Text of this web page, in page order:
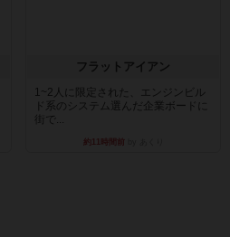
フラットアイアン
1~2人に限定された、エンジンビル
ド系のシステム選んだ企業ボードに
街で...
約11時間前